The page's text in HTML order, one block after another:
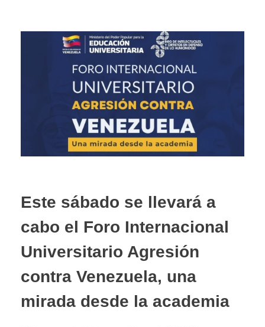
Este sábado se llevará a
cabo el Foro Internacional
Universitario Agresión
contra Venezuela, una
mirada desde la academia